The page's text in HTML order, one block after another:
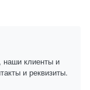
наши клиенты и
и реквизиты.